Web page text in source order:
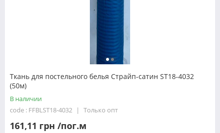
Ткань для постельного белья Страйп-сатин ST18-4032
(50м)
В наличии
code : FFBLST18-4032
Только опт
161,11 грн /пог.м